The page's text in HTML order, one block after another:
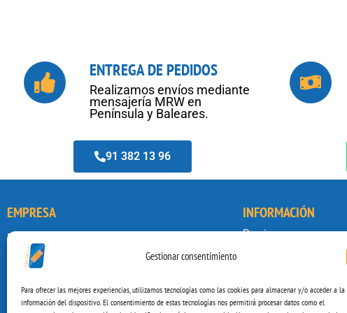
Gestionar consentimiento
Para ofrecer las mejores experiencias, utilizamos tecnologías como las cookies para almacenar y/o acceder a la
información del dispositivo. El consentimiento de estas tecnologías nos permitirá procesar datos como el
ENTREGA DE PEDIDOS
Realizamos envíos mediante
mensajería MRW en
Península y Baleares.
91 382 13 96
EMPRESA
Reparar Ordenadores
C. de Tordomar, Local 5, Hortaleza, 28043
91 382 13 96
INFORMACIÓN
Precios
Gastos de Envío
Envía y Reparamos